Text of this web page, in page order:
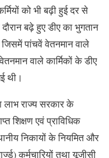
को भी बढ़ी हुई दर से
बढ़े हुए डीए का भुगतान
पांचवें वेतनमान वाले
वाले कार्मिकों के डीए
थी।
लाभ राज्य सरकार के
शिक्षण एवं प्राविधिक
निकायों के नियमित और
कर्मचारियों तथा यूजीसी